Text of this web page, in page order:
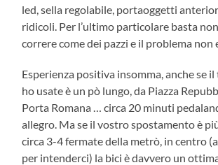
led, sella regolabile, portaoggetti
ridicoli. Per l’ultimo particolare basta
correre come dei pazzi e il problema non
Esperienza positiva insomma, anche se
ho usate è un pò lungo, da Piazza
Porta Romana … circa 20 minuti
allegro. Ma se il vostro spostamento è
circa 3-4 fermate della metrò, in centro
per intenderci) la bici è davvero un